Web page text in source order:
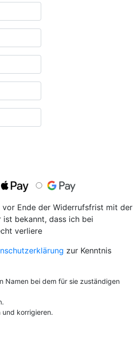
vor Ende der Widerrufsfrist mit der
bekannt, dass ich bei
verliere
zur Kenntnis
Namen bei dem für sie zuständigen
und korrigieren.